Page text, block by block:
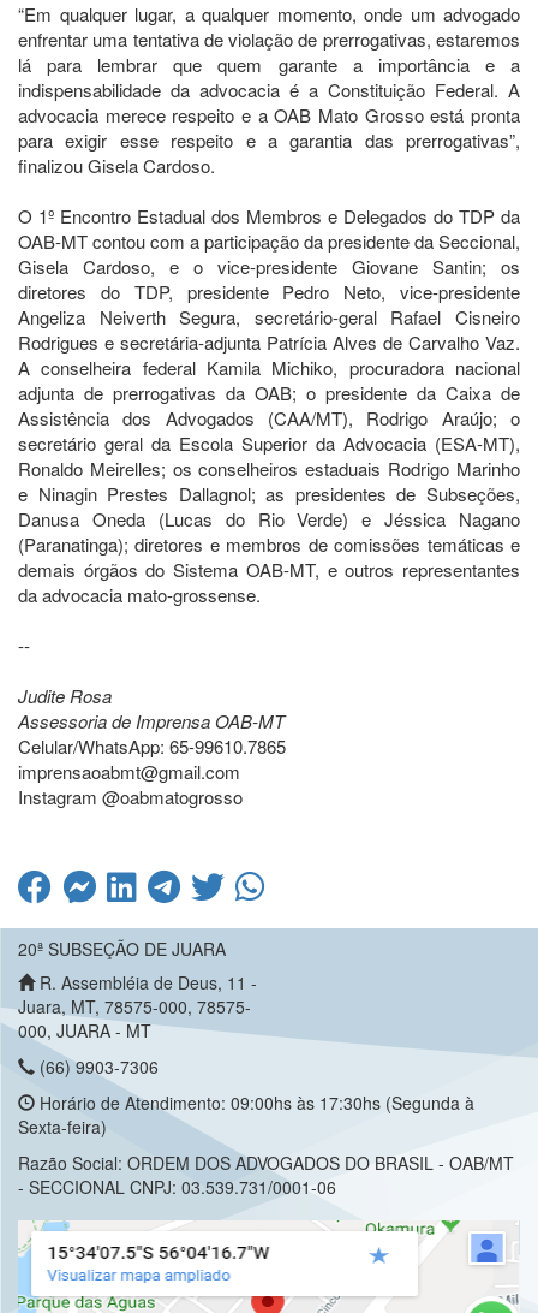
“Em qualquer lugar, a qualquer momento, onde um advogado
enfrentar uma tentativa de violação de prerrogativas, estaremos
lá para lembrar que quem garante a importância e a
indispensabilidade da advocacia é a Constituição Federal. A
advocacia merece respeito e a OAB Mato Grosso está pronta
para exigir esse respeito e a garantia das prerrogativas”,
finalizou Gisela Cardoso.
O 1º Encontro Estadual dos Membros e Delegados do TDP da
OAB-MT contou com a participação da presidente da Seccional,
Gisela Cardoso, e o vice-presidente Giovane Santin; os
diretores do TDP, presidente Pedro Neto, vice-presidente
Angeliza Neiverth Segura, secretário-geral Rafael Cisneiro
Rodrigues e secretária-adjunta Patrícia Alves de Carvalho Vaz.
A conselheira federal Kamila Michiko, procuradora nacional
adjunta de prerrogativas da OAB; o presidente da Caixa de
Assistência dos Advogados (CAA/MT), Rodrigo Araújo; o
secretário geral da Escola Superior da Advocacia (ESA-MT),
Ronaldo Meirelles; os conselheiros estaduais Rodrigo Marinho
e Ninagin Prestes Dallagnol; as presidentes de Subseções,
Danusa Oneda (Lucas do Rio Verde) e Jéssica Nagano
(Paranatinga); diretores e membros de comissões temáticas e
demais órgãos do Sistema OAB-MT, e outros representantes
da advocacia mato-grossense.
--
Judite Rosa
Assessoria de Imprensa OAB-MT
Celular/WhatsApp: 65-99610.7865
imprensaoabmt@gmail.com
Instagram @oabmatogrosso
20ª SUBSEÇÃO DE JUARA
R. Assembléia de Deus, 11 -
Juara, MT, 78575-000, 78575-
000, JUARA - MT
(66) 9903-7306
Horário de Atendimento: 09:00hs às 17:30hs (Segunda à
Sexta-feira)
Razão Social: ORDEM DOS ADVOGADOS DO BRASIL - OAB/MT
- SECCIONAL CNPJ: 03.539.731/0001-06